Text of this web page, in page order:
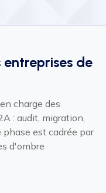
de
charge des
: audit, migration,
est cadrée par
d'ombre